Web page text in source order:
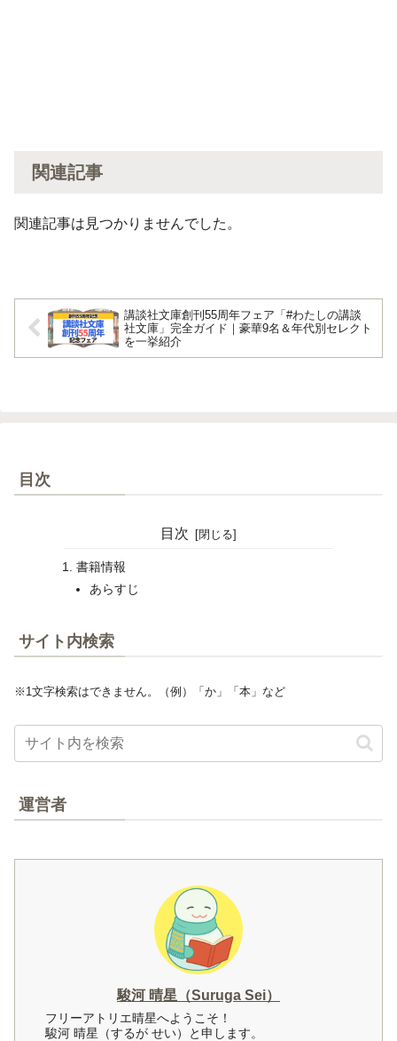
関連記事
関連記事は見つかりませんでした。
講談社文庫創刊55周年フェア「#わたしの講談
社文庫」完全ガイド｜豪華9名＆年代別セレクト
を一挙紹介
目次
目次
書籍情報
あらすじ
サイト内検索
※1文字検索はできません。（例）「か」「本」など
運営者
駿河 晴星（Suruga Sei）
フリーアトリエ晴星へようこそ！
駿河 晴星（するが せい）と申します。